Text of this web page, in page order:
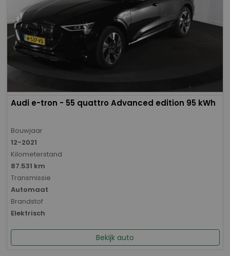
Audi e-tron - 55 quattro Advanced edition 95 kWh
Bouwjaar
12-2021
Kilometerstand
87.531 km
Transmissie
Automaat
Brandstof
Elektrisch
Bekijk auto